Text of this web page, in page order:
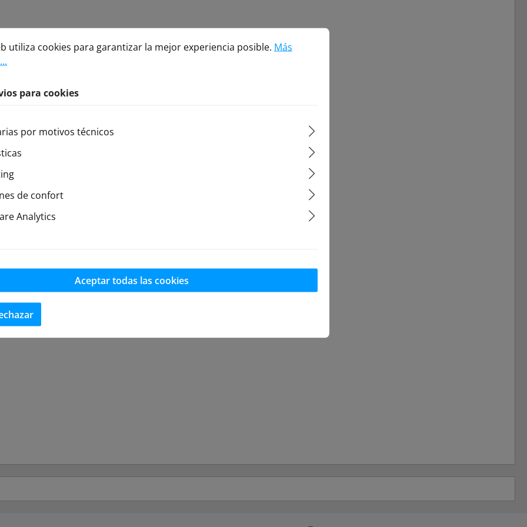
para cookies
cookies para garantizar la mejor experiencia posible.
Más información...
utiliza cookies para garantizar la mejor experiencia posible. Más
para cookies
por motivos técnicos
de confort
Analytics
Aceptar todas las cookies